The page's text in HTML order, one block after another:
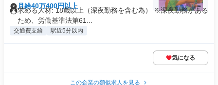
月給40万400円以上
求める人材: 18歳以上（深夜勤務を含む為） ※深夜勤務がある
ため、労働基準法第61...
交通費支給 駅近5分以内
気になる
この企業の類似求人を見る